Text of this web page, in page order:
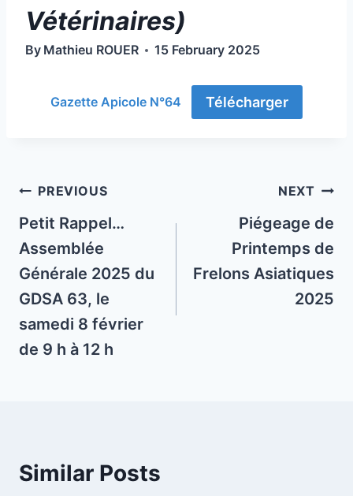
Vétérinaires)
By Mathieu ROUER 15 February 2025
Gazette Apicole N°64 Télécharger
Post
navigation
PREVIOUS
Petit Rappel…
Assemblée
Générale 2025 du
GDSA 63, le
samedi 8 février
de 9 h à 12 h
NEXT
Piégeage de
Printemps de
Frelons Asiatiques
2025
Similar Posts